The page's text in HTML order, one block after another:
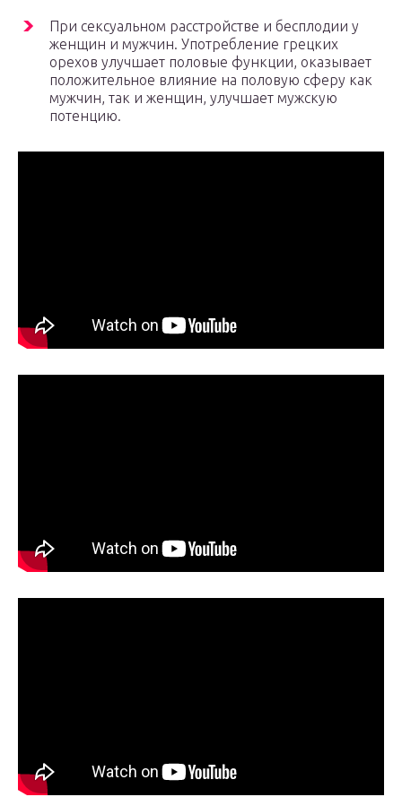
При сексуальном расстройстве и бесплодии у
женщин и мужчин. Употребление грецких
орехов улучшает половые функции, оказывает
положительное влияние на половую сферу как
мужчин, так и женщин, улучшает мужскую
потенцию.